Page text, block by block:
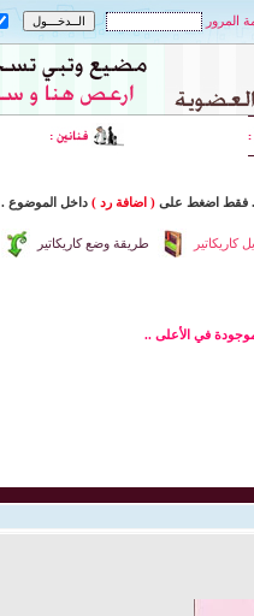
المرور
فقط اضغط على ( اضافة رد ) داخل الموضوع .
طريقة وضع كاريكاتير كاريكاتير
في الأعلى ..